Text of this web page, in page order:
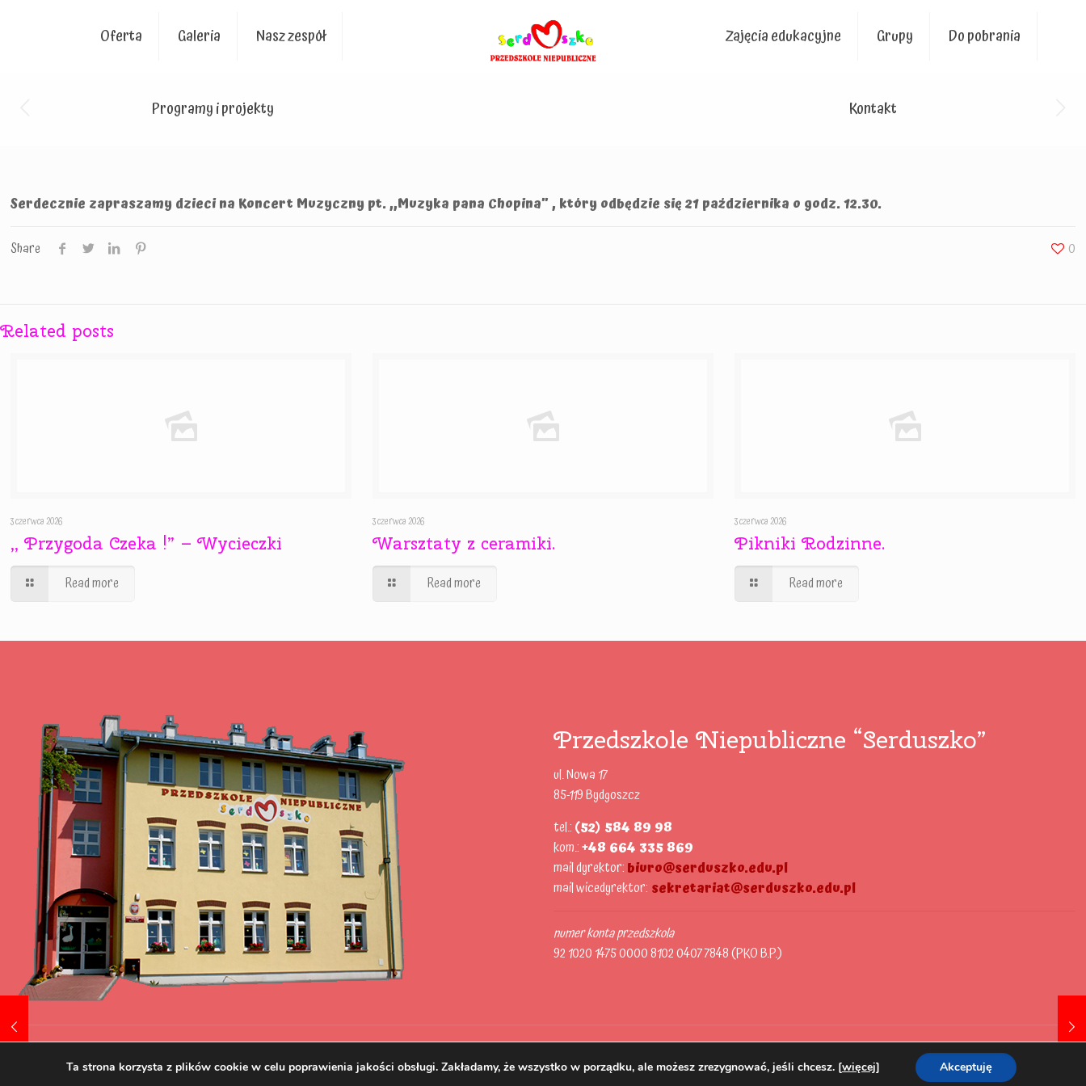
Oferta Galeria Nasz zespół
Programy i projekty
Zajęcia edukacyjne Grupy Do pobrania
Kontakt
Serdecznie zapraszamy dzieci na Koncert Muzyczny pt. ,,Muzyka pana Chopina” , który odbędzie się 21 października o godz. 12.30.
Share 0
Related posts
3 czerwca 2026
,, Przygoda Czeka !” – Wycieczki
Read more
3 czerwca 2026
Warsztaty z ceramiki.
Read more
3 czerwca 2026
Pikniki Rodzinne.
Read more
Przedszkole Niepubliczne “Serduszko”
ul. Nowa 17
85-119 Bydgoszcz
tel.:(52) 584 89 98
kom.:+48 664 335 869
mail dyrektor:biuro@serduszko.edu.pl
mail wicedyrektor: sekretariat@serduszko.edu.pl
numer konta przedszkola
92 1020 1475 0000 8102 0407 7848 (PKO B.P.)
Tworzenie i pozycjonowanie stron www.skuteczni.net
Ta strona korzysta z plików cookie w celu poprawienia jakości obsługi. Zakładamy, że wszystko w porządku, ale możesz zrezygnować, jeśli chcesz. [więcej] Akceptuję